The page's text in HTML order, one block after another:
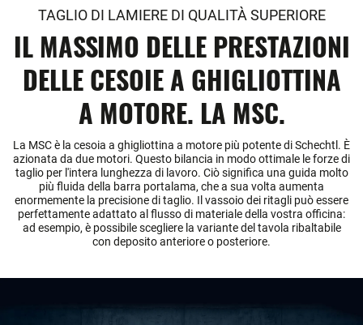
TAGLIO DI LAMIERE DI QUALITÀ SUPERIORE
IL MASSIMO DELLE PRESTAZIONI
DELLE CESOIE A GHIGLIOTTINA
A MOTORE. LA MSC.
La MSC è la cesoia a ghigliottina a motore più potente di Schechtl. È
azionata da due motori. Questo bilancia in modo ottimale le forze di
taglio per l'intera lunghezza di lavoro. Ciò significa una guida molto
più fluida della barra portalama, che a sua volta aumenta
enormemente la precisione di taglio. Il vassoio dei ritagli può essere
perfettamente adattato al flusso di materiale della vostra officina:
ad esempio, è possibile scegliere la variante del tavola ribaltabile
con deposito anteriore o posteriore.